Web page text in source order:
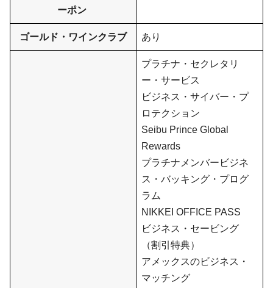
ーポン
ゴールド・ワインクラブ あり
プラチナ・セクレタリ
ー・サービス
ビジネス・サイバー・プ
ロテクション
Seibu Prince Global
Rewards
プラチナメンバービジネ
ス・バッキング・プログ
ラム
NIKKEI OFFICE PASS
ビジネス・セービング
（割引特典）
アメックスのビジネス・
マッチング